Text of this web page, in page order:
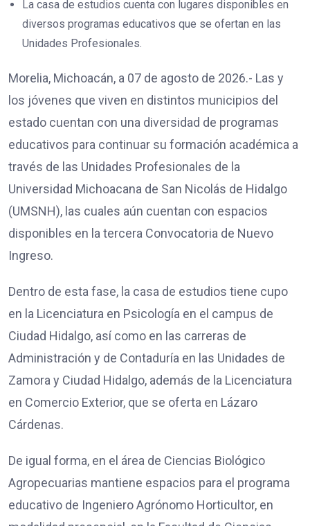
La casa de estudios cuenta con lugares disponibles en
diversos programas educativos que se ofertan en las
Unidades Profesionales.
Morelia, Michoacán, a 07 de agosto de 2026.- Las y
los jóvenes que viven en distintos municipios del
estado cuentan con una diversidad de programas
educativos para continuar su formación académica a
través de las Unidades Profesionales de la
Universidad Michoacana de San Nicolás de Hidalgo
(UMSNH), las cuales aún cuentan con espacios
disponibles en la tercera Convocatoria de Nuevo
Ingreso.
Dentro de esta fase, la casa de estudios tiene cupo
en la Licenciatura en Psicología en el campus de
Ciudad Hidalgo, así como en las carreras de
Administración y de Contaduría en las Unidades de
Zamora y Ciudad Hidalgo, además de la Licenciatura
en Comercio Exterior, que se oferta en Lázaro
Cárdenas.
De igual forma, en el área de Ciencias Biológico
Agropecuarias mantiene espacios para el programa
educativo de Ingeniero Agrónomo Horticultor, en